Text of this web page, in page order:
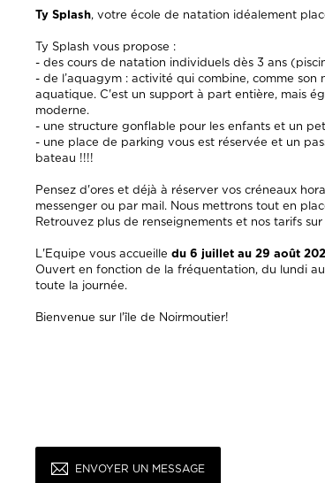
Ty Splash, votre école de natation idéalement
Ty Splash vous propose :
- des cours de natation individuels dès 3 ans
- de l’aquagym : activité qui combine, comme
aquatique. C'est un support à part entière, mais
moderne.
- une structure gonflable pour les enfants et un
- une place de parking vous est réservée et un
bateau !!!!
Pensez d'ores et déjà à réserver vos créneaux
messenger ou par mail. Nous mettrons tout en
Retrouvez plus de renseignements et nos tarifs
L'Equipe vous accueille du 6 juillet au 29 août
Ouvert en fonction de la fréquentation, du lundi
toute la journée.
Bienvenue sur l'île de Noirmoutier!
ENVOYER UN MESSAGE